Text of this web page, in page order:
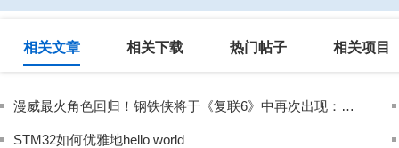
相关文章 相关下载 热门帖子 相关项目
漫威最火角色回归！钢铁侠将于《复联6》中再次出现：2026年见
STM32如何优雅地hello world